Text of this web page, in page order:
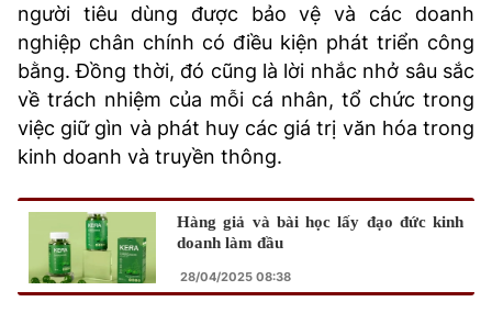
người tiêu dùng được bảo vệ và các doanh
nghiệp chân chính có điều kiện phát triển công
bằng. Đồng thời, đó cũng là lời nhắc nhở sâu sắc
về trách nhiệm của mỗi cá nhân, tổ chức trong
việc giữ gìn và phát huy các giá trị văn hóa trong
kinh doanh và truyền thông.
Hàng giả và bài học lấy đạo đức kinh
doanh làm đầu
28/04/2025 08:38